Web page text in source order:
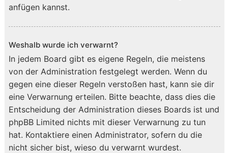
anfügen kannst.
Weshalb wurde ich verwarnt?
In jedem Board gibt es eigene Regeln, die meistens
von der Administration festgelegt werden. Wenn du
gegen eine dieser Regeln verstoßen hast, kann sie dir
eine Verwarnung erteilen. Bitte beachte, dass dies die
Entscheidung der Administration dieses Boards ist und
phpBB Limited nichts mit dieser Verwarnung zu tun
hat. Kontaktiere einen Administrator, sofern du die
nicht sicher bist, wieso du verwarnt wurdest.